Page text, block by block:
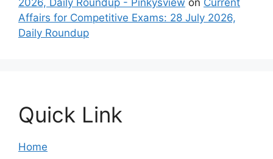
Affairs for Competitive Exams: 28 July 2026,
Daily Roundup
Quick Link
Home